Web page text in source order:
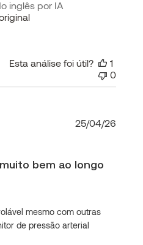
inglês por IA
Esta análise foi útil?
1
0
bem ao longo
mesmo com outras
de pressão arterial
25/04/26